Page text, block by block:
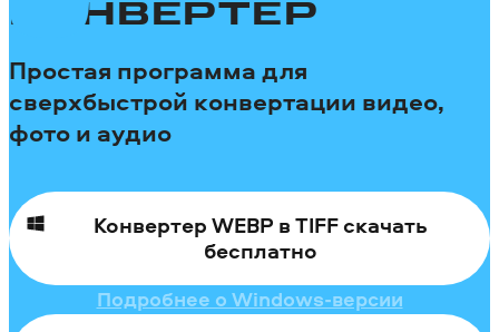
КОНВЕРТЕР
Простая программа для
сверхбыстрой конвертации видео,
фото и аудио
Конвертер WEBP в TIFF скачать
бесплатно
Подробнее о Windows-версии